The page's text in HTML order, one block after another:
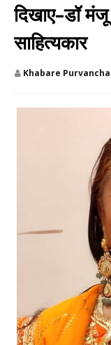
दिखाए–डॉ
साहित्यकार
Khabare